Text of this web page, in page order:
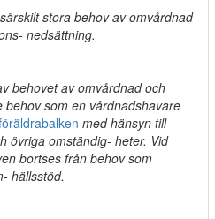
stora behov av omvårdnad
nedsättning.
behovet av omvårdnad och
som en vårdnadshavare
med hänsyn till
övriga omständig- heter. Vid
bortses från behov som
hällsstöd.